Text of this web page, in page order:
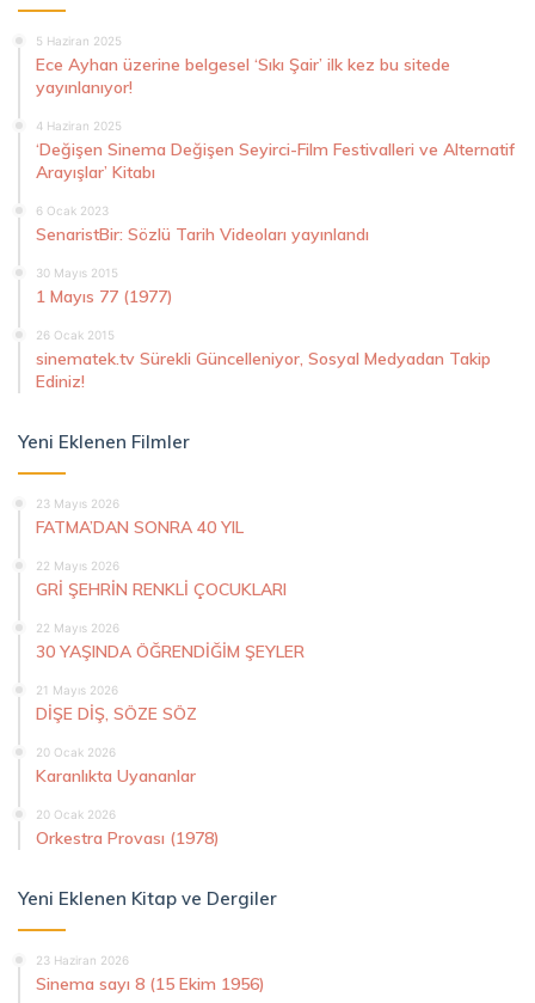
5 Haziran 2025
Ece Ayhan üzerine belgesel ‘Sıkı Şair’ ilk kez bu sitede
yayınlanıyor!
4 Haziran 2025
‘Değişen Sinema Değişen Seyirci-Film Festivalleri ve Alternatif
Arayışlar’ Kitabı
6 Ocak 2023
SenaristBir: Sözlü Tarih Videoları yayınlandı
30 Mayıs 2015
1 Mayıs 77 (1977)
26 Ocak 2015
sinematek.tv Sürekli Güncelleniyor, Sosyal Medyadan Takip
Ediniz!
Yeni Eklenen Filmler
23 Mayıs 2026
FATMA’DAN SONRA 40 YIL
22 Mayıs 2026
GRİ ŞEHRİN RENKLİ ÇOCUKLARI
22 Mayıs 2026
30 YAŞINDA ÖĞRENDİĞİM ŞEYLER
21 Mayıs 2026
DİŞE DİŞ, SÖZE SÖZ
20 Ocak 2026
Karanlıkta Uyananlar
20 Ocak 2026
Orkestra Provası (1978)
Yeni Eklenen Kitap ve Dergiler
23 Haziran 2026
Sinema sayı 8 (15 Ekim 1956)